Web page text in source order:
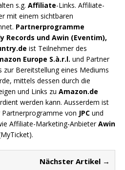
s.g. Affiliate-Links. Affiliate-
mit einem sichtbaren
Partnerprogramme
Records und Awin (Eventim),
ist Teilnehmer des
Europe S.à.r.l. und Partner
zur Bereitstellung eines Mediums
mittels dessen durch die
und Links zu Amazon.de
werden kann. Ausserdem ist
von JPC und
Affiliate-Marketing-AnbieterAwin
Nächster Artikel →